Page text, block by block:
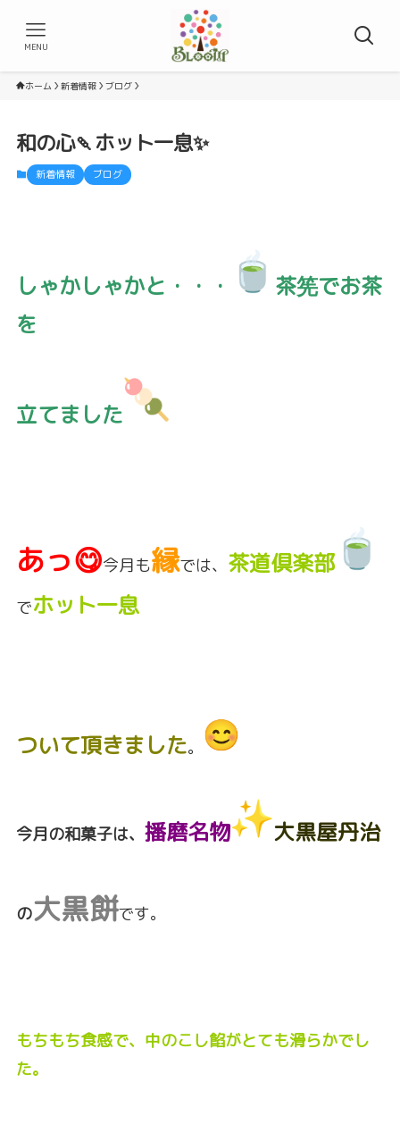
MENU
ホーム 新着情報 ブログ
和の心🍡ホット一息✨
新着情報 ブログ
しゃかしゃかと・・・
茶筅でお茶
を
立てました
あっ😋今月も縁では、 茶道倶楽部
でホット一息
ついて頂きました。
今月の和菓子は、 播磨名物 大黒屋丹治
の大黒餅です。
もちもち食感で、中のこし餡がとても滑らかでし
た。